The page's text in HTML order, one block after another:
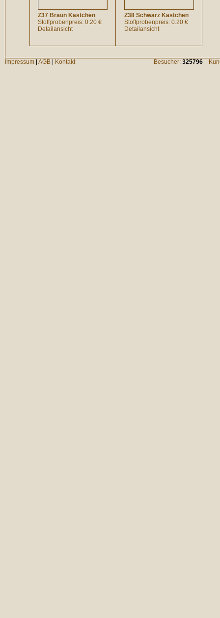
Z37 Braun Kästchen
Stoffprobenpreis: 0.20 €
Detailansicht
Z38 Schwarz Kästchen
Stoffprobenpreis: 0.20 €
Detailansicht
Impressum AGB Kontakt Besucher: 325796